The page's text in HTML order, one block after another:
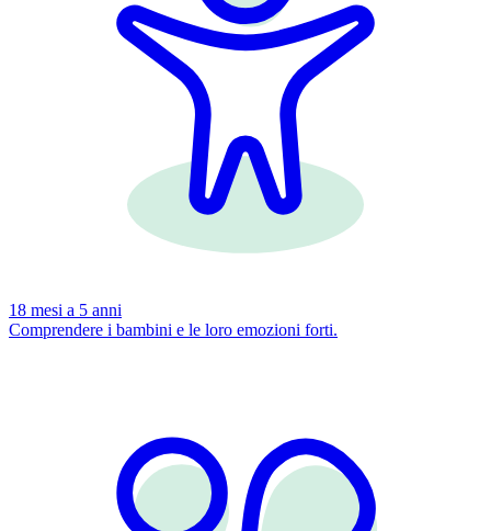
18 mesi a 5 anni
Comprendere i bambini e le loro emozioni forti.